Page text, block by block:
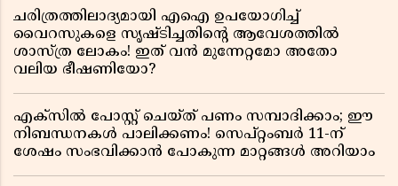
ചരിത്രത്തിലാദ്യമായി എഐ ഉപയോഗിച്ച്
വൈറസുകളെ സൃഷ്ടിച്ചതിന്റെ ആവേശത്തിൽ
ശാസ്ത്ര ലോകം! ഇത് വൻ മുന്നേറ്റമോ അതോ
വലിയ ഭീഷണിയോ?
എക്സിൽ പോസ്റ്റ് ചെയ്ത് പണം സമ്പാദിക്കാം; ഈ
നിബന്ധനകൾ പാലിക്കണം! സെപ്റ്റംബർ 11-ന്
ശേഷം സംഭവിക്കാൻ പോകുന്ന മാറ്റങ്ങൾ അറിയാം